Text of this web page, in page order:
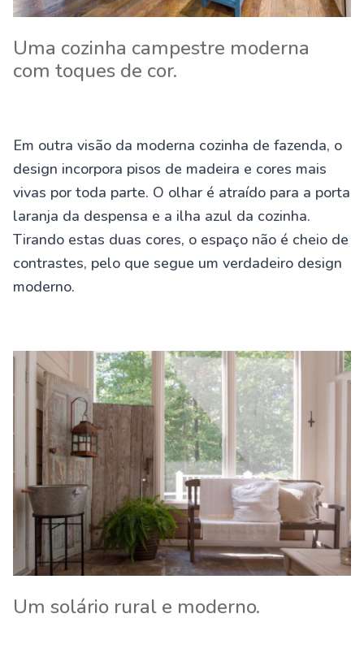
Uma cozinha campestre moderna
com toques de cor.
Em outra visão da moderna cozinha de fazenda, o
design incorpora pisos de madeira e cores mais
vivas por toda parte. O olhar é atraído para a porta
laranja da despensa e a ilha azul da cozinha.
Tirando estas duas cores, o espaço não é cheio de
contrastes, pelo que segue um verdadeiro design
moderno.
Um solário rural e moderno.